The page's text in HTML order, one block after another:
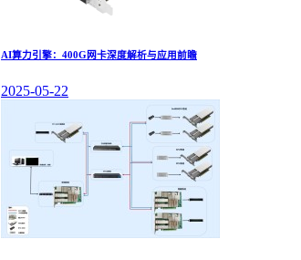
AI算力引擎：400G网卡深度解析与应用前瞻
2025-05-22